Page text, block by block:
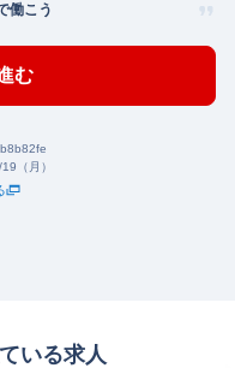
働こう
む
（月）
いる求人